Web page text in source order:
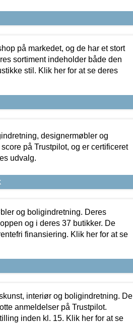
på markedet, og de har et stort
sortiment indeholder både den
stil. Klik her for at se deres
designermøbler og
på Trustpilot, og er certificeret
udvalg.
og boligindretning. Deres
og i deres 37 butikker. De
finansiering. Klik her for at se
interiør og boligindretning. De
anmeldelser på Trustpilot.
inden kl. 15. Klik her for at se